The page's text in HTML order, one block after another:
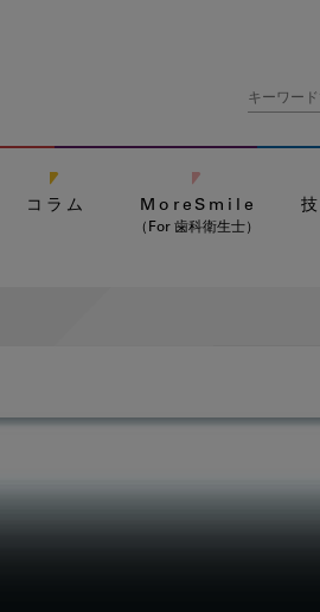
コラム MoreSmile
（For 歯科衛生士）